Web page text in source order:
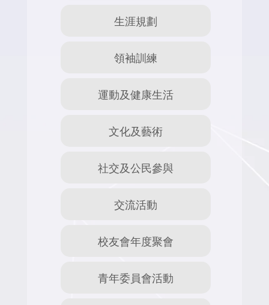
生涯規劃
領袖訓練
運動及健康生活
文化及藝術
社交及公民參與
交流活動
校友會年度聚會
青年委員會活動